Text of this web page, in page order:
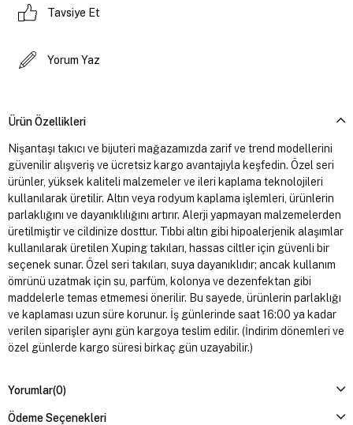
Tavsiye Et
Yorum Yaz
Ürün Özellikleri
Nişantaşı takıcı ve bijuteri mağazamızda zarif ve trend modellerini
güvenilir alışveriş ve ücretsiz kargo avantajıyla keşfedin. Özel seri
ürünler, yüksek kaliteli malzemeler ve ileri kaplama teknolojileri
kullanılarak üretilir. Altın veya rodyum kaplama işlemleri, ürünlerin
parlaklığını ve dayanıklılığını artırır. Alerji yapmayan malzemelerden
üretilmiştir ve cildinize dosttur. Tıbbi altın gibi hipoalerjenik alaşımlar
kullanılarak üretilen Xuping takıları, hassas ciltler için güvenli bir
seçenek sunar. Özel seri takıları, suya dayanıklıdır; ancak kullanım
ömrünü uzatmak için su, parfüm, kolonya ve dezenfektan gibi
maddelerle temas etmemesi önerilir. Bu sayede, ürünlerin parlaklığı
ve kaplaması uzun süre korunur. İş günlerinde saat 16:00 ya kadar
verilen siparişler aynı gün kargoya teslim edilir. (İndirim dönemleri ve
özel günlerde kargo süresi birkaç gün uzayabilir.)
Yorumlar(0)
Ödeme Seçenekleri